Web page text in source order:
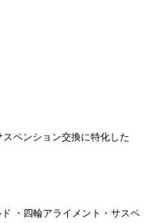
ペンション交換に特化した
・四輪アライメント・サスペ